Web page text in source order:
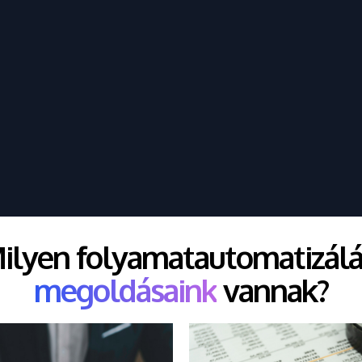
megoldásainkvannak?